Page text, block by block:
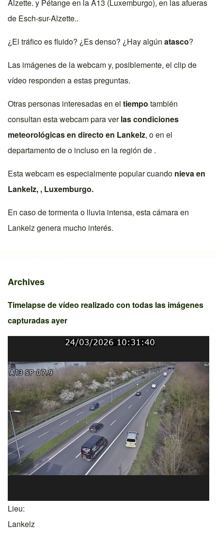
Alzette. y Pétangeen laA13 (Luxemburgo), en las afueras
de Esch-sur-Alzette..
¿El tráfico es fluido? ¿Es denso? ¿Hay algún atasco?
Las imágenes de la webcam y, posiblemente, el clip de
vídeo responden a estas preguntas.
Otras personas interesadas en el tiempo también
consultan esta webcam para verlas condiciones
meteorológicas en directo en Lankelz, o en el
departamento de o incluso en la región de .
Esta webcam es especialmente popular cuando nieva en
Lankelz, , Luxemburgo.
En caso de tormenta o lluvia intensa, esta cámara en
Lankelzgenera mucho interés.
Archives
Timelapse de vídeo realizado con todas las imágenes
capturadas ayer
Lieu
Lankelz